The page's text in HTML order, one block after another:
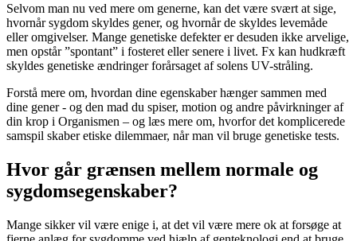
Selvom man nu ved mere om generne, kan det være svært at sige,
hvornår sygdom skyldes gener, og hvornår de skyldes levemåde
eller omgivelser. Mange genetiske defekter er desuden ikke arvelige,
men opstår ”spontant” i fosteret eller senere i livet. Fx kan hudkræft
skyldes genetiske ændringer forårsaget af solens UV-stråling.
Forstå mere om, hvordan dine egenskaber hænger sammen med
dine gener - og den mad du spiser, motion og andre påvirkninger af
din krop i Organismen – og læs mere om, hvorfor det komplicerede
samspil skaber etiske dilemmaer, når man vil bruge genetiske tests.
Hvor går grænsen mellem normale og
sygdomsegenskaber?
Mange sikker vil være enige i, at det vil være mere ok at forsøge at